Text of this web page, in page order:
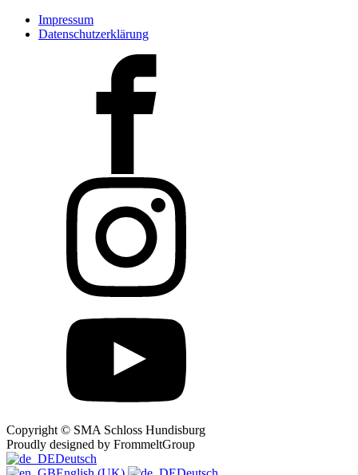
Impressum
Datenschutzerklärung
Copyright © SMA Schloss Hundisburg
Proudly designed by FrommeltGroup
Deutsch